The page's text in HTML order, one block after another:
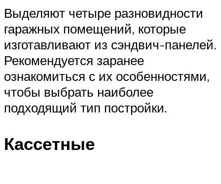
Выделяют четыре разновидности
гаражных помещений, которые
изготавливают из сэндвич-панелей.
Рекомендуется заранее
ознакомиться с их особенностями,
чтобы выбрать наиболее
подходящий тип постройки.
Кассетные